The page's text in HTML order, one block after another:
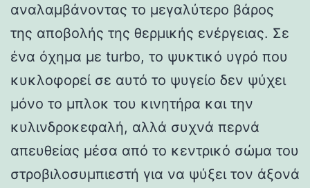
αναλαμβάνοντας το μεγαλύτερο βάρος
της αποβολής της θερμικής ενέργειας. Σε
ένα όχημα με turbo, το ψυκτικό υγρό που
κυκλοφορεί σε αυτό το ψυγείο δεν ψύχει
μόνο το μπλοκ του κινητήρα και την
κυλινδροκεφαλή, αλλά συχνά περνά
απευθείας μέσα από το κεντρικό σώμα του
στροβιλοσυμπιεστή για να ψύξει τον άξονά